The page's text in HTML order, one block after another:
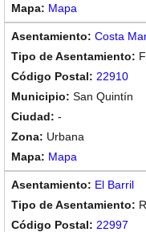
Mapa
Costa
22910
San Quintín
-
Urbana
Mapa
El Barril
22997